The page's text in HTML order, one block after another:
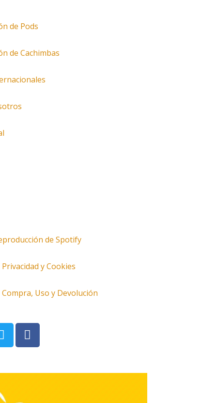
de Pods
de Cachimbas
de Spotify
y Cookies
Uso y Devolución
T
w
i
t
e
F
a
c
b